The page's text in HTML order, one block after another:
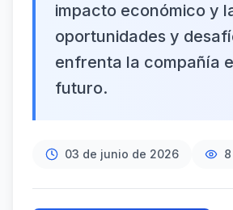
impacto económico y
oportunidades y
enfrenta la compañía
futuro.
03 de junio de 2026 8